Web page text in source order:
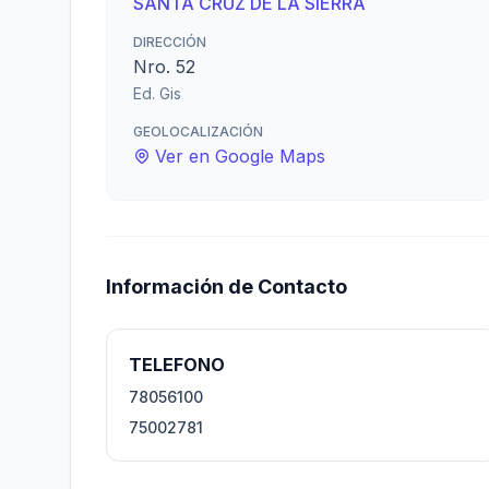
DIRECCIÓN
Nro. 52
Ed. Gis
GEOLOCALIZACIÓN
Ver en Google Maps
Información de Contacto
TELEFONO
78056100
75002781